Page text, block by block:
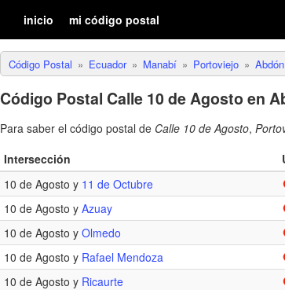
inicio mi código postal
Código Postal Ecuador Manabí Portoviejo
Código Postal Calle 10 de Agosto en
Para saber el código postal de Calle 10 de Agosto,
Intersección
10 de Agosto y 11 de Octubre
10 de Agosto y Azuay
10 de Agosto y Olmedo
10 de Agosto y Rafael Mendoza
10 de Agosto y Ricaurte